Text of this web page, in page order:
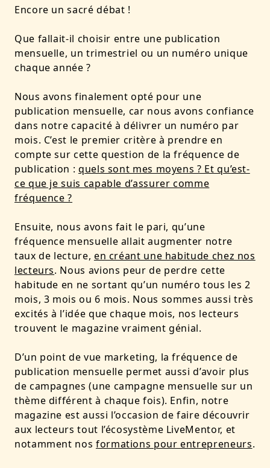
Encore un sacré débat !
Que fallait-il choisir entre une publication
mensuelle, un trimestriel ou un numéro unique
chaque année ?
Nous avons finalement opté pour une
publication mensuelle, car nous avons confiance
dans notre capacité à délivrer un numéro par
mois. C’est le premier critère à prendre en
compte sur cette question de la fréquence de
publication : quels sont mes moyens ? Et qu’est-
ce que je suis capable d’assurer comme
fréquence ?
Ensuite, nous avons fait le pari, qu’une
fréquence mensuelle allait augmenter notre
taux de lecture, en créant une habitude chez nos
lecteurs. Nous avions peur de perdre cette
habitude en ne sortant qu’un numéro tous les 2
mois, 3 mois ou 6 mois. Nous sommes aussi très
excités à l’idée que chaque mois, nos lecteurs
trouvent le magazine vraiment génial.
D’un point de vue marketing, la fréquence de
publication mensuelle permet aussi d’avoir plus
de campagnes (une campagne mensuelle sur un
thème différent à chaque fois). Enfin, notre
magazine est aussi l’occasion de faire découvrir
aux lecteurs tout l’écosystème LiveMentor, et
notamment nos formations pour entrepreneurs.